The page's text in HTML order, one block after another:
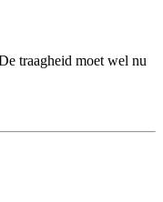
traagheid moet wel nu